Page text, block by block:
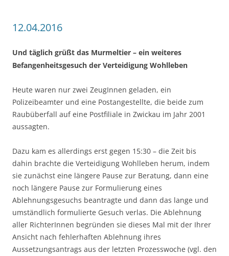
12.04.2016
Und täglich grüßt das Murmeltier – ein weiteres
Befangenheitsgesuch der Verteidigung Wohlleben
Heute waren nur zwei ZeugInnen geladen, ein
Polizeibeamter und eine Postangestellte, die beide zum
Raubüberfall auf eine Postfiliale in Zwickau im Jahr 2001
aussagten.
Dazu kam es allerdings erst gegen 15:30 – die Zeit bis
dahin brachte die Verteidigung Wohlleben herum, indem
sie zunächst eine längere Pause zur Beratung, dann eine
noch längere Pause zur Formulierung eines
Ablehnungsgesuchs beantragte und dann das lange und
umständlich formulierte Gesuch verlas. Die Ablehnung
aller RichterInnen begründen sie dieses Mal mit der Ihrer
Ansicht nach fehlerhaften Ablehnung ihres
Aussetzungsantrags aus der letzten Prozesswoche (vgl. den